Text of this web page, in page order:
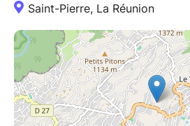
Saint-Pierre, La Réunion